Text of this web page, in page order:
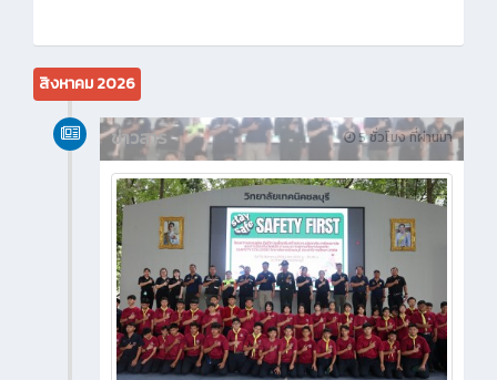
สิงหาคม 2026
5 ชั่วโมง ที่ผ่านมา
ข่าวสาร